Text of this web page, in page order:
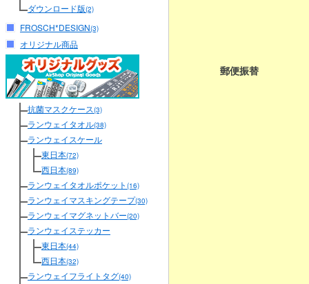
ダウンロード版(2)
FROSCH*DESIGN(3)
オリジナル商品
抗菌マスクケース(3)
ランウェイタオル(38)
ランウェイスケール
東日本(72)
西日本(89)
ランウェイタオルポケット (16)
ランウェイマスキングテープ(30)
ランウェイマグネットバー(20)
ランウェイステッカー
東日本(44)
西日本(32)
ランウェイフライトタグ(40)
郵便振替